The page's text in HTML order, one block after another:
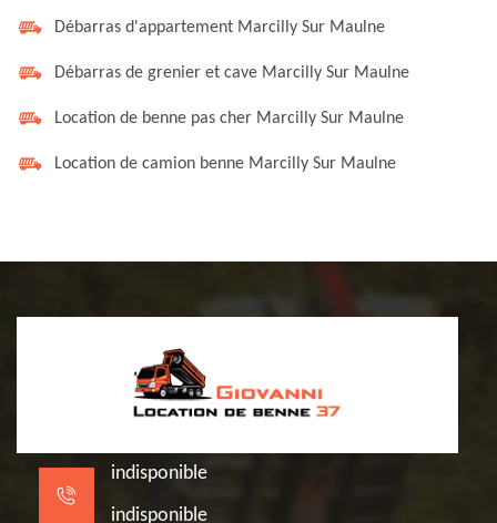
Débarras d'appartement Marcilly Sur Maulne
Débarras de grenier et cave Marcilly Sur Maulne
Location de benne pas cher Marcilly Sur Maulne
Location de camion benne Marcilly Sur Maulne
indisponible
indisponible